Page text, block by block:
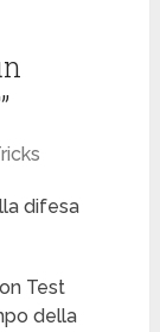
difesa
Test
della